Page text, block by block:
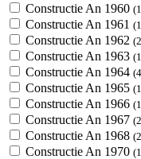
Constructie An 1960
Constructie An 1961
Constructie An 1962
Constructie An 1963
Constructie An 1964
Constructie An 1965
Constructie An 1966
Constructie An 1967
Constructie An 1968
Constructie An 1970